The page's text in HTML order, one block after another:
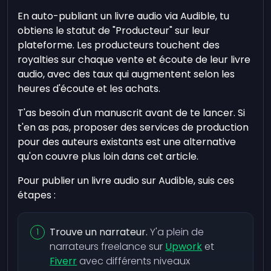
En auto-publiant un livre audio via Audible, tu
obtiens le statut de "Producteur" sur leur
plateforme. Les producteurs touchent des
royalties sur chaque vente et écoute de leur livre
audio, avec des taux qui augmentent selon les
heures d'écoute et les achats.
T'as besoin d'un manuscrit avant de te lancer. Si
t'en as pas, proposer des services de production
pour des auteurs existants est une alternative
qu'on couvre plus loin dans cet article.
Pour publier un livre audio sur Audible, suis ces
étapes :
Trouve un narrateur. Y'a plein de
narrateurs freelance sur Upwork et
Fiverr avec différents niveaux